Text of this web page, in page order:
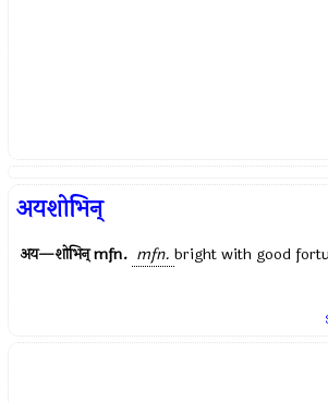
अयशोभिन्
अय—शोभिन्mfn. mfn. bright with good